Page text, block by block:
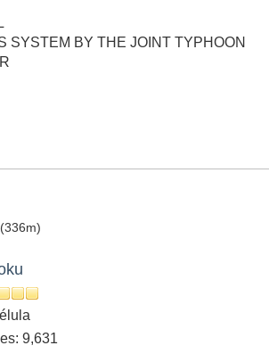
SYSTEM BY THE JOINT TYPHOON
9,631